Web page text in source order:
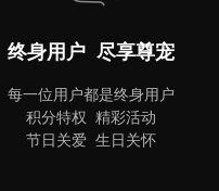
终身用户 尽享尊宠
每一位用户都是终身用户
积分特权 精彩活动
节日关爱 生日关怀